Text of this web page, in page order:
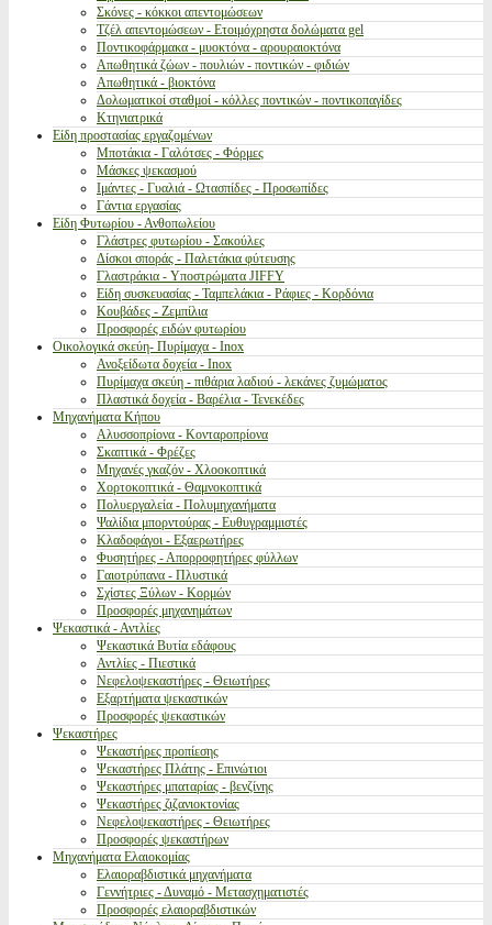
Σκόνες - κόκκοι απεντομώσεων
Τζέλ απεντομώσεων - Ετοιμόχρηστα δολώματα gel
Ποντικοφάρμακα - μυοκτόνα - αρουραιοκτόνα
Απωθητικά ζώων - πουλιών - ποντικών - φιδιών
Απωθητικά - βιοκτόνα
Δολωματικοί σταθμοί - κόλλες ποντικών - ποντικοπαγίδες
Κτηνιατρικά
Είδη προστασίας εργαζομένων
Μποτάκια - Γαλότσες - Φόρμες
Μάσκες ψεκασμού
Ιμάντες - Γυαλιά - Ωτασπίδες - Προσωπίδες
Γάντια εργασίας
Είδη Φυτωρίου - Ανθοπωλείου
Γλάστρες φυτωρίου - Σακούλες
Δίσκοι σποράς - Παλετάκια φύτευσης
Γλαστράκια - Υποστρώματα JIFFY
Είδη συσκευασίας - Ταμπελάκια - Ράφιες - Κορδόνια
Κουβάδες - Ζεμπίλια
Προσφορές ειδών φυτωρίου
Οικολογικά σκεύη- Πυρίμαχα - Inox
Ανοξείδωτα δοχεία - Inox
Πυρίμαχα σκεύη - πιθάρια λαδιού - λεκάνες ζυμώματος
Πλαστικά δοχεία - Βαρέλια - Τενεκέδες
Μηχανήματα Κήπου
Αλυσσοπρίονα - Κονταροπρίονα
Σκαπτικά - Φρέζες
Μηχανές γκαζόν - Χλοοκοπτικά
Χορτοκοπτικά - Θαμνοκοπτικά
Πολυεργαλεία - Πολυμηχανήματα
Ψαλίδια μπορντούρας - Ευθυγραμμιστές
Κλαδοφάγοι - Εξαερωτήρες
Φυσητήρες - Απορροφητήρες φύλλων
Γαιοτρύπανα - Πλυστικά
Σχίστες Ξύλων - Κορμών
Προσφορές μηχανημάτων
Ψεκαστικά - Αντλίες
Ψεκαστικά Βυτία εδάφους
Αντλίες - Πιεστικά
Νεφελοψεκαστήρες - Θειωτήρες
Εξαρτήματα ψεκαστικών
Προσφορές ψεκαστικών
Ψεκαστήρες
Ψεκαστήρες προπίεσης
Ψεκαστήρες Πλάτης - Επινώτιοι
Ψεκαστήρες μπαταρίας - βενζίνης
Ψεκαστήρες ζιζανιοκτονίας
Νεφελοψεκαστήρες - Θειωτήρες
Προσφορές ψεκαστήρων
Μηχανήματα Ελαιοκομίας
Ελαιοραβδιστικά μηχανήματα
Γεννήτριες - Δυναμό - Μετασχηματιστές
Προσφορές ελαιοραβδιστικών